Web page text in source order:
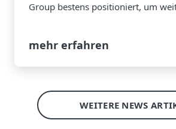
Group bestens positioniert, um
mehr erfahren
WEITERE NEWS